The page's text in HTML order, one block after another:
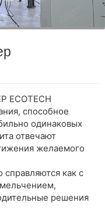
ECOTECH
способное
одинаковых
отвечают
желаемого
как с
решения